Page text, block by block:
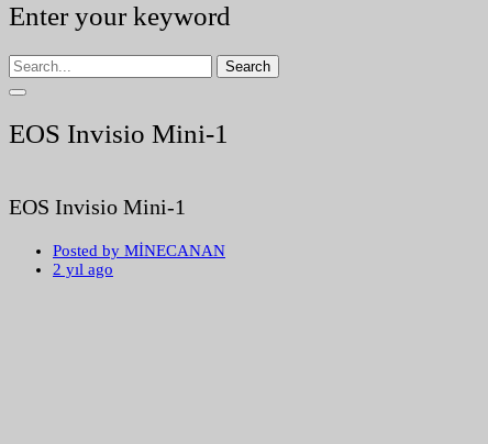
Enter your keyword
Search
EOS Invisio Mini-1
EOS Invisio Mini-1
Posted by MİNECANAN
2 yıl ago